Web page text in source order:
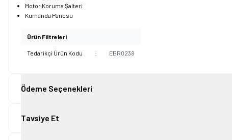
Motor Koruma Şalteri
Kumanda Panosu
Ürün Filtreleri
Tedarikçi Ürün Kodu : EBR0238
Ödeme Seçenekleri
Tavsiye Et